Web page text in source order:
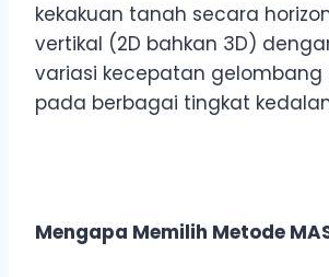
kekakuan tanah secara
vertikal (2D bahkan 3D)
variasi kecepatan gelombang
pada berbagai tingkat
Mengapa Memilih Metode